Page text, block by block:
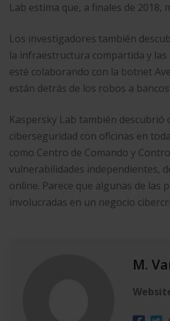
Lab estima que, a finales de 2018,
Los investigadores también
la infraestructura compartida y
esté colaborando con la botnet
están detrás de los robos a
Kaspersky Lab también
ciberseguridad con oficinas en
como Centro de Comando y
vulnerabilidades independientes,
online. Parece que algunas de las
involucradas en un negocio
M.